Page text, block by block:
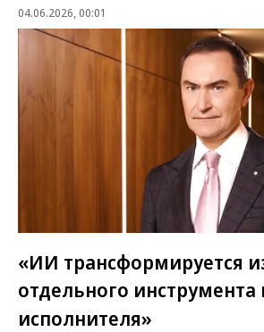
04.06.2026, 00:01
«ИИ трансформируется
отдельного
исполнителя»